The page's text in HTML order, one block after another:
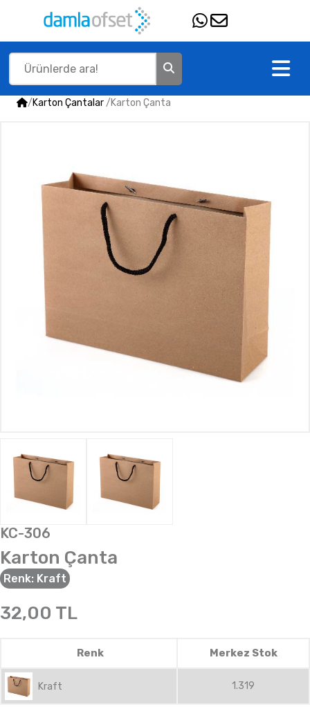
/Karton Çantalar/Karton Çanta
KC-306
Karton Çanta
Renk: Kraft
32,00 TL
Renk Merkez Stok
Kraft 1.319